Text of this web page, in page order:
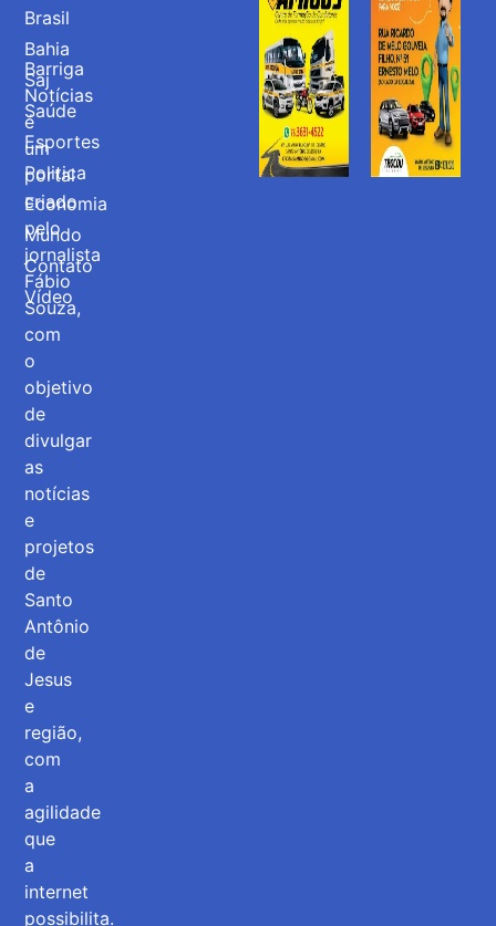
Barriga
Notícias
é
um
portal
criado
pelo
jornalista
Fábio
Souza,
com
o
objetivo
de
divulgar
as
notícias
e
projetos
de
Santo
Antônio
de
Jesus
e
região,
com
a
agilidade
que
a
internet
possibilita.
Brasil
Bahia
Saj
Saúde
Esportes
Politica
Economia
Mundo
Contato
Vídeo